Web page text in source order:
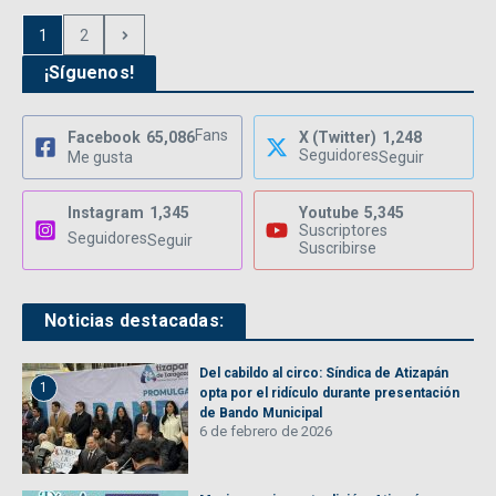
1 2
¡Síguenos!
Facebook 65,086Fans
Me gusta
X (Twitter) 1,248
SeguidoresSeguir
Instagram 1,345
SeguidoresSeguir
Youtube 5,345
Suscriptores
Suscribirse
Noticias destacadas:
1
Del cabildo al circo: Síndica de Atizapán
opta por el ridículo durante presentación
de Bando Municipal
6 de febrero de 2026